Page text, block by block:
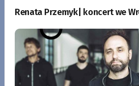
Renata Przemyk| koncert we